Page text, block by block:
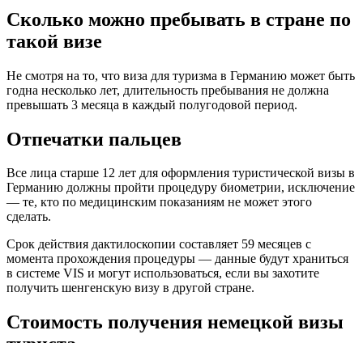
Сколько можно пребывать в стране по
такой визе
Не смотря на то, что виза для туризма в Германию может быть
годна несколько лет, длительность пребывания не должна
превышать 3 месяца в каждый полугодовой период.
Отпечатки пальцев
Все лица старше 12 лет для оформления туристической визы в
Германию должны пройти процедуру биометрии, исключение
— те, кто по медицинским показаниям не может этого
сделать.
Срок действия дактилоскопии составляет 59 месяцев с
момента прохождения процедуры — данные будут храниться
в системе VIS и могут использоваться, если вы захотите
получить шенгенскую визу в другой стране.
Стоимость получения немецкой визы